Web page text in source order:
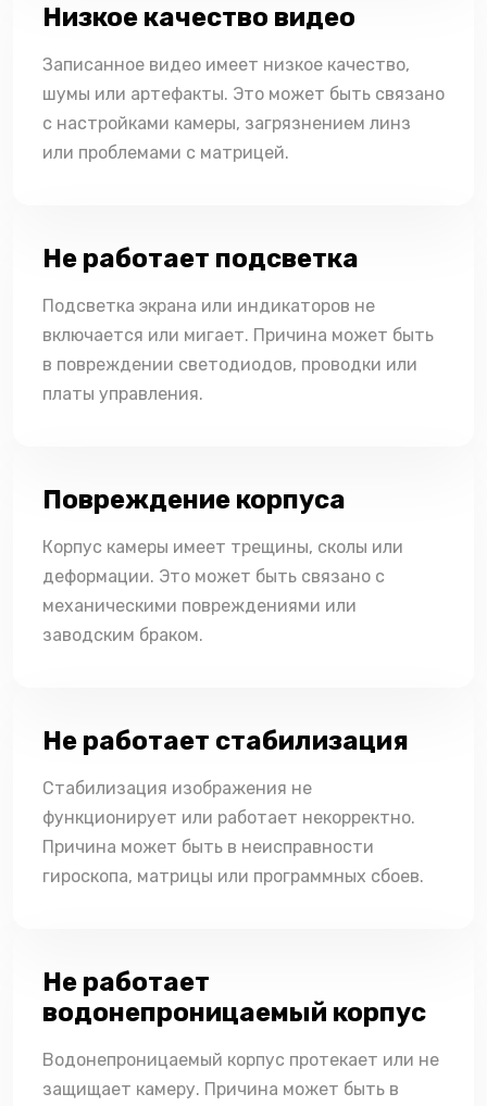
Низкое качество видео
Записанное видео имеет низкое качество,
шумы или артефакты. Это может быть связано
с настройками камеры, загрязнением линз
или проблемами с матрицей.
Не работает подсветка
Подсветка экрана или индикаторов не
включается или мигает. Причина может быть
в повреждении светодиодов, проводки или
платы управления.
Повреждение корпуса
Корпус камеры имеет трещины, сколы или
деформации. Это может быть связано с
механическими повреждениями или
заводским браком.
Не работает стабилизация
Стабилизация изображения не
функционирует или работает некорректно.
Причина может быть в неисправности
гироскопа, матрицы или программных сбоев.
Не работает
водонепроницаемый корпус
Водонепроницаемый корпус протекает или не
защищает камеру. Причина может быть в